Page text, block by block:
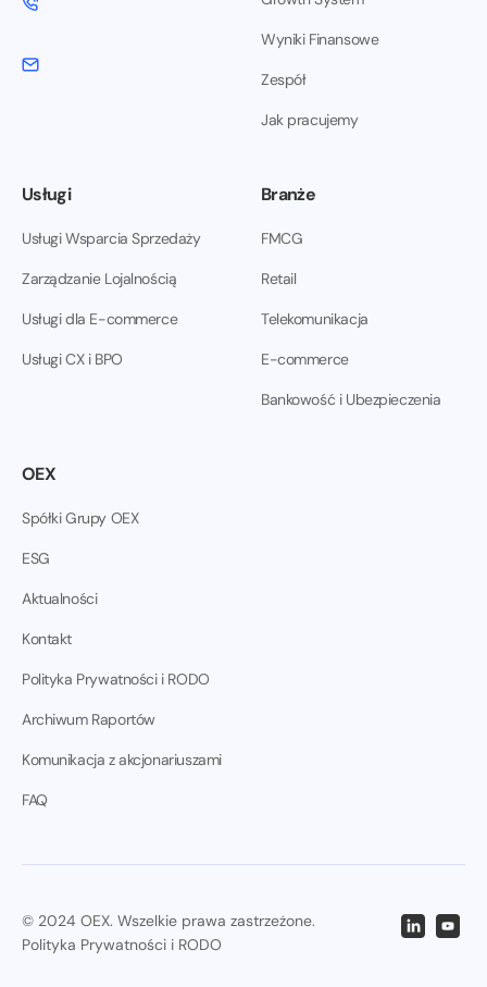
Wyniki Finansowe
Zespół
Jak pracujemy
Usługi
Usługi Wsparcia Sprzedaży
Zarządzanie Lojalnością
Usługi dla E-commerce
Usługi CX i BPO
Branże
FMCG
Retail
Telekomunikacja
E-commerce
Bankowość i Ubezpieczenia
OEX
Spółki Grupy OEX
ESG
Aktualności
Kontakt
Polityka Prywatności i RODO
Archiwum Raportów
Komunikacja z akcjonariuszami
FAQ
© 2024 OEX. Wszelkie prawa zastrzeżone.
Polityka Prywatności i RODO